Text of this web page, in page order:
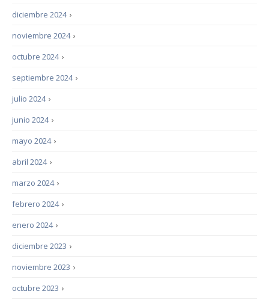
›
diciembre 2024
›
noviembre 2024
›
octubre 2024
›
septiembre 2024
›
julio 2024
›
junio 2024
›
mayo 2024
›
abril 2024
›
marzo 2024
›
febrero 2024
›
enero 2024
›
diciembre 2023
›
noviembre 2023
›
octubre 2023